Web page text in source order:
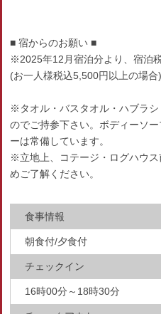
■ 宿からのお願い ■
※2025年12月宿泊分より、宿泊
(お一人様税込5,500円以上の場合)
※タオル・バスタオル・ハブラ
のでご持参下さい。ボディーソ
ーは常備しています。
※立地上、コテージ・ログハウ
めご了解ください。
食事情報
朝食付/夕食付
チェックイン
16時00分～18時30分